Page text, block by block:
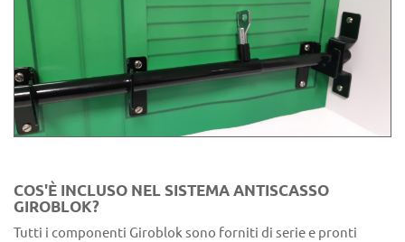
COS'È INCLUSO NEL SISTEMA ANTISCASSO
GIROBLOK?
Tutti i componenti Giroblok sono forniti di serie e pronti